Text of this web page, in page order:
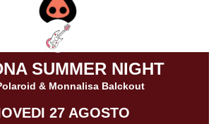
SUMMER NIGHT
& Monnalisa Balckout
27 AGOSTO